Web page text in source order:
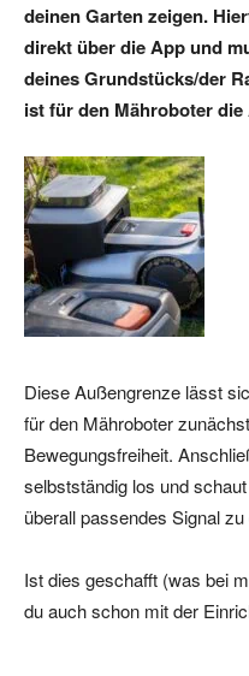
deinen Garten zeigen.
direkt über die App und
deines Grundstücks/der
ist für den Mähroboter
Diese Außengrenze lässt
für den Mähroboter
Bewegungsfreiheit.
selbstständig los und
überall passendes Signal
Ist dies geschafft (was bei
du auch schon mit der